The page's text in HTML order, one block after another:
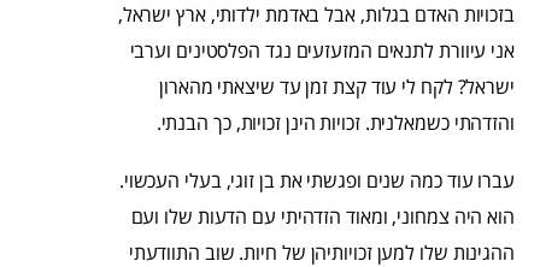
בזכויות האדם בגלות, אבל באדמת ילדותי, ארץ ישראל,
אני עיוורת לתנאים המזעזעים נגד הפלסטינים וערבי
ישראל? לקח לי עוד קצת זמן עד שיצאתי מהארון
והזדהתי כשמאלנית. זכויות הינן זכויות, כך הבנתי.
עברו עוד כמה שנים ופגשתי את בן זוגי, בעלי העכשוי.
הוא היה צמחוני, ומאוד הזדהיתי עם הדעות שלו ועם
ההגינות שלו למען זכויותיהן של חיות. שוב התוודעתי